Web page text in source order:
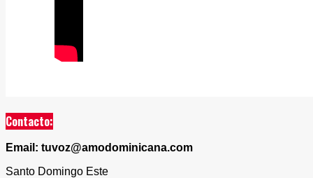
Contacto:
Email: tuvoz@amodominicana.com
Santo Domingo Este